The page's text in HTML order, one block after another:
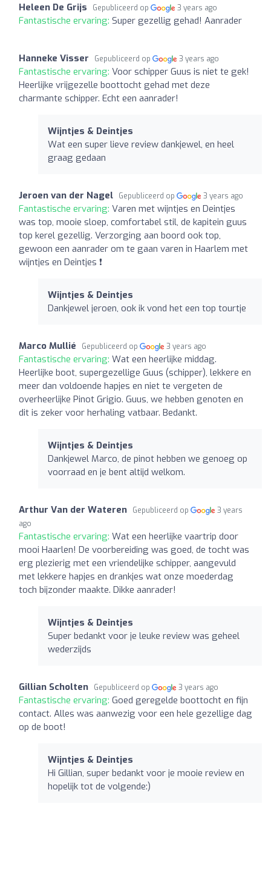
Heleen De Grijs Gepubliceerd op 3 years ago
Fantastische ervaring: Super gezellig gehad! Aanrader
Hanneke Visser Gepubliceerd op 3 years ago
Fantastische ervaring: Voor schipper Guus is niet te gek!
Heerlijke vrijgezelle boottocht gehad met deze
charmante schipper. Echt een aanrader!
Wijntjes & Deintjes
Wat een super lieve review dankjewel, en heel
graag gedaan
Jeroen van der Nagel Gepubliceerd op 3 years ago
Fantastische ervaring: Varen met wijntjes en Deintjes
was top, mooie sloep, comfortabel stil, de kapitein guus
top kerel gezellig. Verzorging aan boord ook top,
gewoon een aanrader om te gaan varen in Haarlem met
wijntjes en Deintjes ❗
Wijntjes & Deintjes
Dankjewel jeroen, ook ik vond het een top tourtje
Marco Mullié Gepubliceerd op 3 years ago
Fantastische ervaring: Wat een heerlijke middag.
Heerlijke boot, supergezellige Guus (schipper), lekkere en
meer dan voldoende hapjes en niet te vergeten de
overheerlijke Pinot Grigio. Guus, we hebben genoten en
dit is zeker voor herhaling vatbaar. Bedankt.
Wijntjes & Deintjes
Dankjewel Marco, de pinot hebben we genoeg op
voorraad en je bent altijd welkom.
Arthur Van der Wateren Gepubliceerd op
3 years
ago
Fantastische ervaring: Wat een heerlijke vaartrip door
mooi Haarlen! De voorbereiding was goed, de tocht was
erg plezierig met een vriendelijke schipper, aangevuld
met lekkere hapjes en drankjes wat onze moederdag
toch bijzonder maakte. Dikke aanrader!
Wijntjes & Deintjes
Super bedankt voor je leuke review was geheel
wederzijds
Gillian Scholten Gepubliceerd op 3 years ago
Fantastische ervaring: Goed geregelde boottocht en fijn
contact. Alles was aanwezig voor een hele gezellige dag
op de boot!
Wijntjes & Deintjes
Hi Gillian, super bedankt voor je mooie review en
hopelijk tot de volgende:)